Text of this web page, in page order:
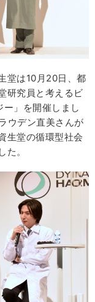
堂は10月20日、都
研究員と考えるビ
ー」を開催しまし
ウデン直美さんが
生堂の循環型社会
。